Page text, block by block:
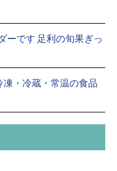
ーです 足利の旬果ぎっ
・冷蔵・常温の食品